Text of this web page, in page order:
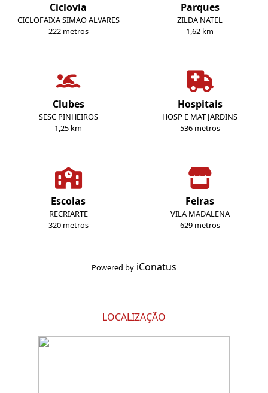
Ciclovia
CICLOFAIXA SIMAO ALVARES
222 metros
Parques
ZILDA NATEL
1,62 km
Clubes
SESC PINHEIROS
1,25 km
Hospitais
HOSP E MAT JARDINS
536 metros
Escolas
RECRIARTE
320 metros
Feiras
VILA MADALENA
629 metros
Powered by iConatus
LOCALIZAÇÃO